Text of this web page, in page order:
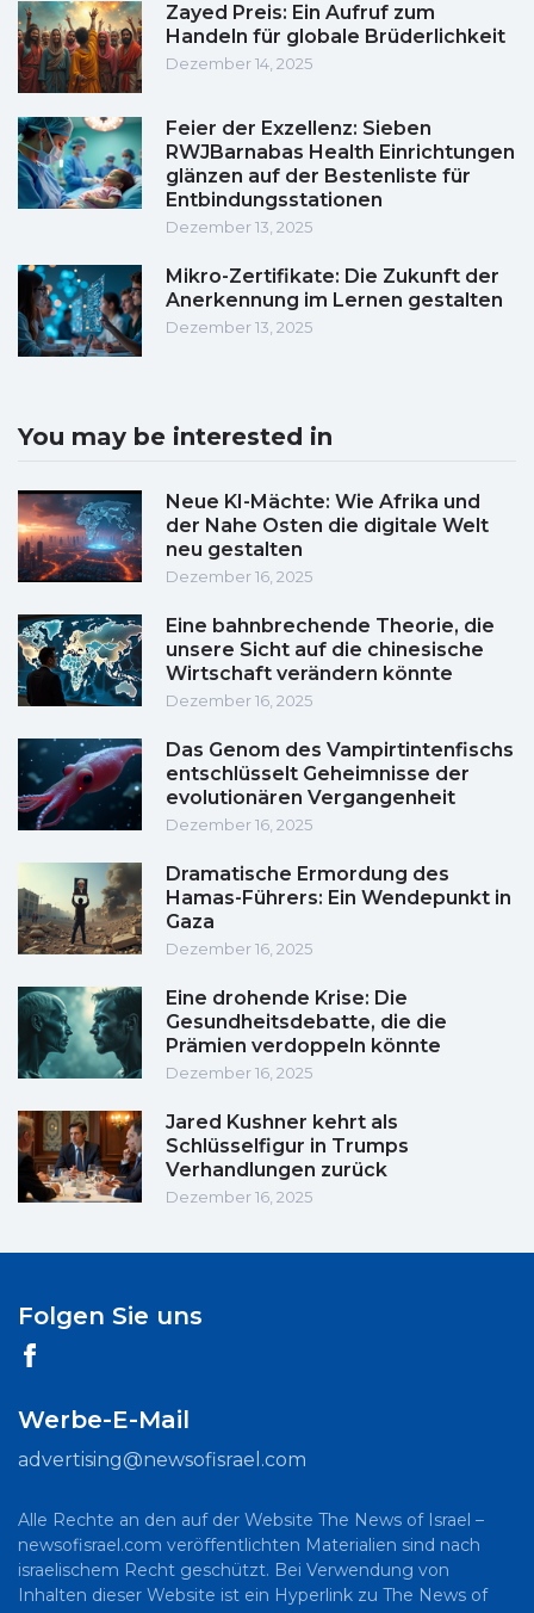
Zayed Preis: Ein Aufruf zum
Handeln für globale Brüderlichkeit
Dezember 14, 2025
Feier der Exzellenz: Sieben
RWJBarnabas Health Einrichtungen
glänzen auf der Bestenliste für
Entbindungsstationen
Dezember 13, 2025
Mikro-Zertifikate: Die Zukunft der
Anerkennung im Lernen gestalten
Dezember 13, 2025
You may be interested in
Neue KI-Mächte: Wie Afrika und
der Nahe Osten die digitale Welt
neu gestalten
Dezember 16, 2025
Eine bahnbrechende Theorie, die
unsere Sicht auf die chinesische
Wirtschaft verändern könnte
Dezember 16, 2025
Das Genom des Vampirtintenfischs
entschlüsselt Geheimnisse der
evolutionären Vergangenheit
Dezember 16, 2025
Dramatische Ermordung des
Hamas-Führers: Ein Wendepunkt in
Gaza
Dezember 16, 2025
Eine drohende Krise: Die
Gesundheitsdebatte, die die
Prämien verdoppeln könnte
Dezember 16, 2025
Jared Kushner kehrt als
Schlüsselfigur in Trumps
Verhandlungen zurück
Dezember 16, 2025
Folgen Sie uns
Werbe-E-Mail
advertising@newsofisrael.com
Alle Rechte an den auf der Website The News of Israel –
newsofisrael.com veröffentlichten Materialien sind nach
israelischem Recht geschützt. Bei Verwendung von
Inhalten dieser Website ist ein Hyperlink zu The News of